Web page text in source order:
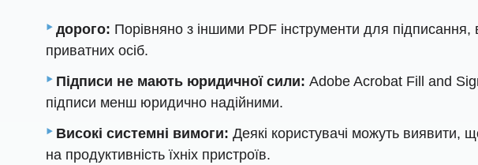
дорого: Порівняно з іншими PDF інструменти для
приватних осіб.
Підписи не мають юридичної сили: Adobe Acrobat Fill and
підписи менш юридично надійними.
Високі системні вимоги: Деякі користувачі можуть виявити,
на продуктивність їхніх пристроїв.